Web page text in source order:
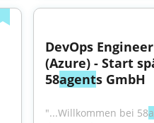
DevOps
(Azure) - Start
58agents GmbH
"...Willkommen bei 58